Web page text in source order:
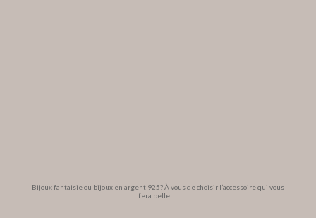
Bijoux fantaisie ou bijoux en argent 925? À vous de choisir l’accessoire qui vous
fera belle